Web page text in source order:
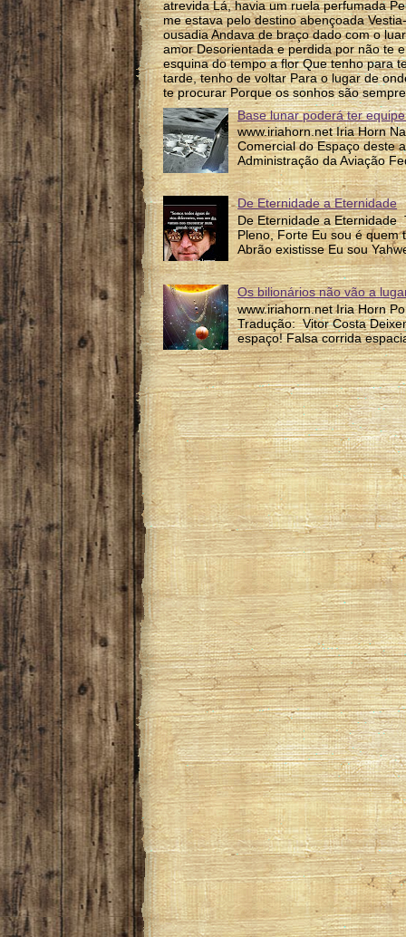
atrevida Lá, havia um ruela perfumada
me estava pelo destino abençoada
ousadia Andava de braço dado com o
amor Desorientada e perdida por não te
esquina do tempo a flor Que tenho para
tarde, tenho de voltar Para o lugar de
te procurar Porque os sonhos são
Base lunar poderá ter
www.iriahorn.net Iria Horn
Comercial do Espaço deste
Administração da Aviação
De Eternidade a Eternidade
De Eternidade a Eternidade
Pleno, Forte Eu sou é quem
Abrão existisse Eu sou
Os bilionários não vão a
www.iriahorn.net Iria Horn
Tradução: Vitor Costa
espaço! Falsa corrida